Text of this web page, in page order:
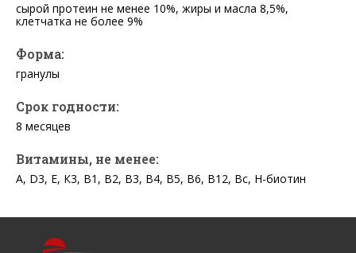
сырой протеин не менее 10%, жиры и масла 8,5%,
клетчатка не более 9%
Форма:
гранулы
Срок годности:
8 месяцев
Витамины, не менее:
А, D3, Е, К3, В1, В2, В3, В4, В5, В6, В12, Вс, Н-биотин